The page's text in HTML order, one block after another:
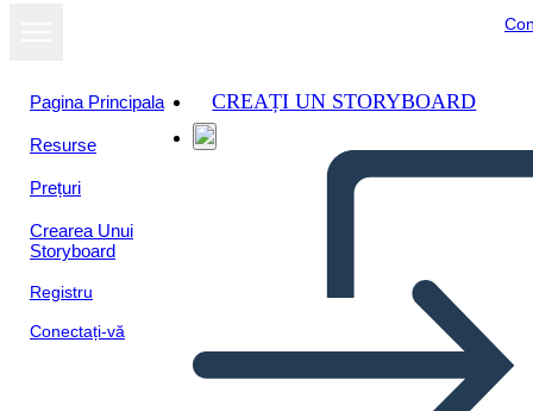
Pagina Principala
Resurse
Prețuri
Crearea Unui
Storyboard
Registru
Conectați-vă
CREAȚI UN STORYBOARD